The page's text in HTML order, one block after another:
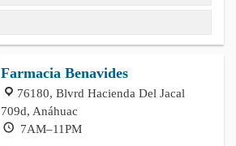
Farmacia Benavides
76180, Blvrd Hacienda Del Jacal
709d, Anáhuac
7AM–11PM